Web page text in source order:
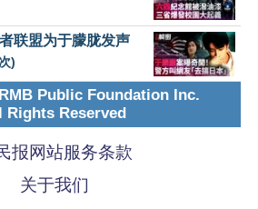
联盟为于朦胧发声
)
Public Foundation Inc.
Rights Reserved
报网站服务条款
关于我们